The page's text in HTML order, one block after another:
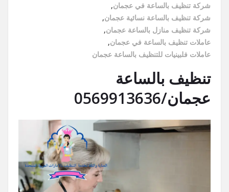
شركة تنظيف بالساعة في عجمان,
شركة تنظيف بالساعة نسائية عجمان,
شركة تنظيف منازل بالساعة عجمان,
عاملات تنظيف بالساعة في عجمان,
عاملات فلبينيات للتنظيف بالساعة عجمان
تنظيف بالساعة
عجمان/0569913636